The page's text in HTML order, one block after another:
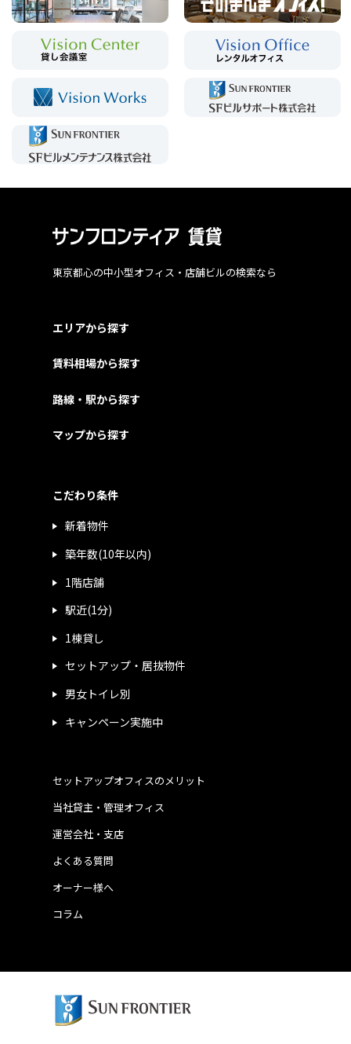
東京都心の中小型オフィス・店舗ビルの検索なら
エリアから探す
賃料相場から探す
路線・駅から探す
マップから探す
こだわり条件
新着物件
築年数(10年以内)
1階店舗
駅近(1分)
1棟貸し
セットアップ・居抜物件
男女トイレ別
キャンペーン実施中
運営会社・支店
よくある質問
当社貸主・管理オフィス
オーナー様へ
コラム
セットアップオフィスのメリット